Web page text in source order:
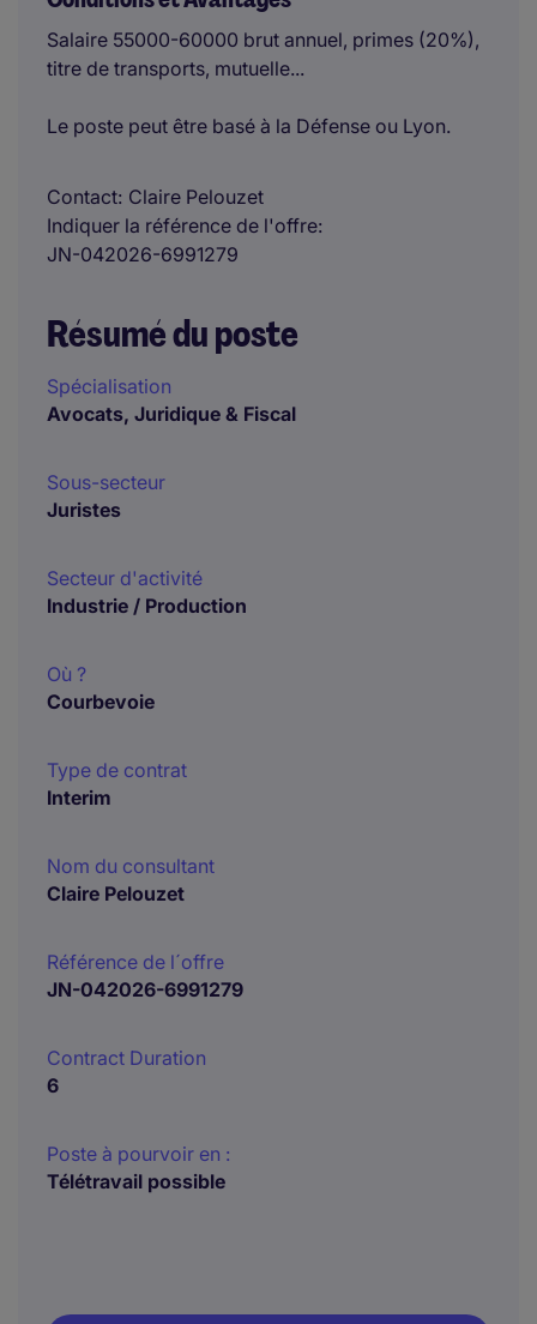
Salaire 55000-60000 brut annuel, primes (20%),
titre de transports, mutuelle...
Le poste peut être basé à la Défense ou Lyon.
Contact Claire Pelouzet
Indiquer la référence de l'offre
JN-042026-6991279
Résumé du poste
Spécialisation
Avocats, Juridique & Fiscal
Sous-secteur
Juristes
Secteur d'activité
Industrie / Production
Où ?
Courbevoie
Type de contrat
Interim
Nom du consultant
Claire Pelouzet
Référence de l´offre
JN-042026-6991279
Contract Duration
6
Poste à pourvoir en :
Télétravail possible